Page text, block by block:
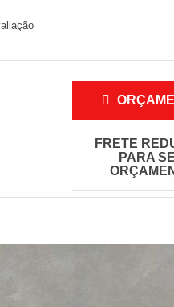
FRETE
PARA